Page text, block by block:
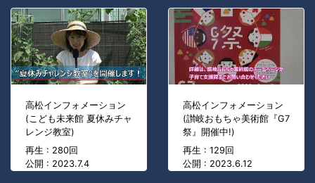
高松インフォメーション
(こども未来館 夏休みチャ
レンジ教室)
再生 : 280回
公開 : 2023.7.4
高松インフォメーション
(讃岐おもちゃ美術館『G7
祭』開催中!)
再生 : 129回
公開 : 2023.6.12